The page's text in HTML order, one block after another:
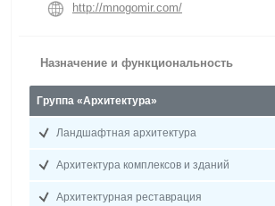
http://mnogomir.com/
Назначение и функциональность
Группа «Архитектура»
Ландшафтная архитектура
Архитектура комплексов и зданий
Архитектурная реставрация